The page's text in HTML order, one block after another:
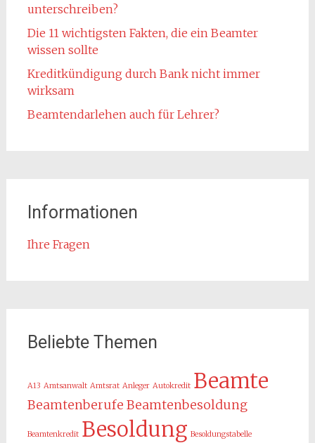
unterschreiben?
Die 11 wichtigsten Fakten, die ein Beamter
wissen sollte
Kreditkündigung durch Bank nicht immer
wirksam
Beamtendarlehen auch für Lehrer?
Informationen
Ihre Fragen
Beliebte Themen
A13 Amtsanwalt Amtsrat Anleger Autokredit Beamte
Beamtenberufe Beamtenbesoldung
Beamtenkredit Besoldung Besoldungstabelle